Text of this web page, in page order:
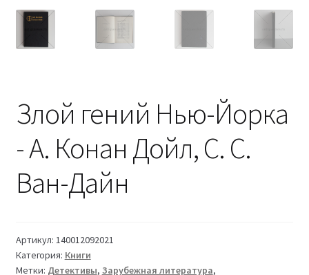
Злой гений Нью-Йорка
- А. Конан Дойл, С. С.
Ван-Дайн
Артикул: 140012092021
Категория: Книги
Метки: Детективы, Зарубежная литература,